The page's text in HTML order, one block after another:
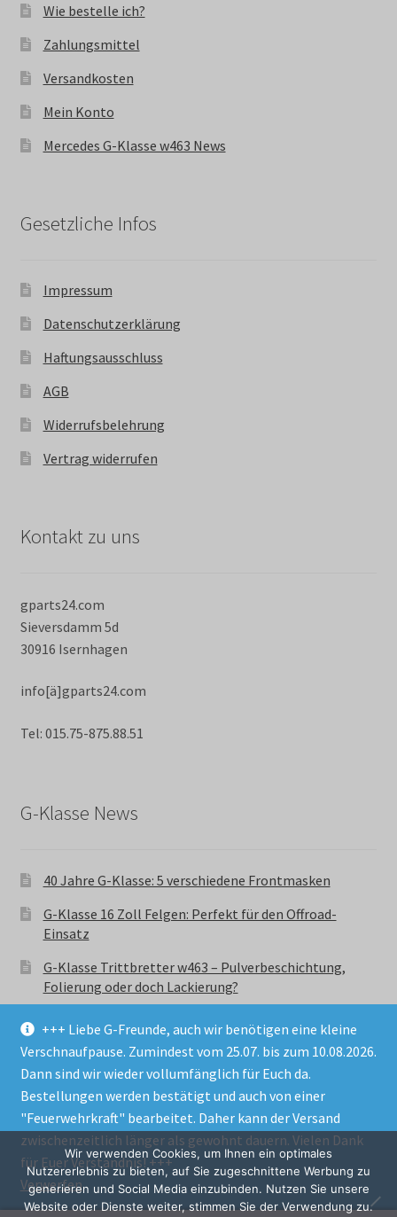
+++ Liebe G-Freunde, auch wir benötigen eine kleine
Verschnaufpause. Zumindest vom 25.07. bis zum 10.08.2026.
Dann sind wir wieder vollumfänglich für Euch da.
Bestellungen werden bestätigt und auch von einer
"Feuerwehrkraft" bearbeitet. Daher kann der Versand
zwischenzeitlich länger als gewohnt dauern. Vielen Dank
für Euer Verständnis! +++
Verwerfen
Wie bestelle ich?
Zahlungsmittel
Versandkosten
Mein Konto
Mercedes G-Klasse w463 News
Gesetzliche Infos
Impressum
Datenschutzerklärung
Haftungsausschluss
AGB
Widerrufsbelehrung
Vertrag widerrufen
Kontakt zu uns
gparts24.com
Sieversdamm 5d
30916 Isernhagen
info[ä]gparts24.com
Tel: 015.75-875.88.51
G-Klasse News
40 Jahre G-Klasse: 5 verschiedene Frontmasken
G-Klasse 16 Zoll Felgen: Perfekt für den Offroad-
Einsatz
G-Klasse Trittbretter w463 – Pulverbeschichtung,
Folierung oder doch Lackierung?
© GParts24 - G-Klasse w463 Trittbretter, Felgen,
Ersatzteile & Zubebehör.
Datenschutzerklärung
Alle Preise inkl. der gesetzlichen MwSt.
Wir verwenden Cookies, um Ihnen ein optimales
Nutzererlebnis zu bieten, auf Sie zugeschnittene Werbung zu
generieren und Social Media einzubinden. Nutzen Sie unsere
Website oder Dienste weiter, stimmen Sie der Verwendung zu.